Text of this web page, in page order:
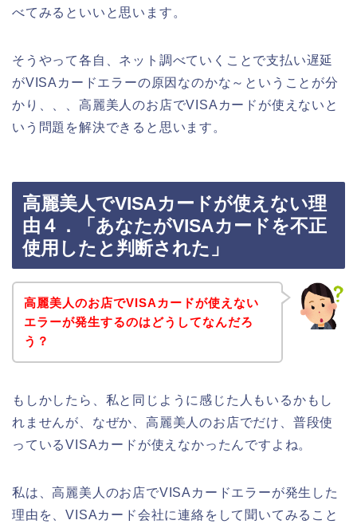
べてみるといいと思います。
そうやって各自、ネット調べていくことで支払い遅延
がVISAカードエラーの原因なのかな～ということが分
かり、、、高麗美人のお店でVISAカードが使えないと
いう問題を解決できると思います。
高麗美人でVISAカードが使えない理
由４．「あなたがVISAカードを不正
使用したと判断された」
高麗美人のお店でVISAカードが使えない
エラーが発生するのはどうしてなんだろ
う？
もしかしたら、私と同じように感じた人もいるかもし
れませんが、なぜか、高麗美人のお店でだけ、普段使
っているVISAカードが使えなかったんですよね。
私は、高麗美人のお店でVISAカードエラーが発生した
理由を、VISAカード会社に連絡をして聞いてみること